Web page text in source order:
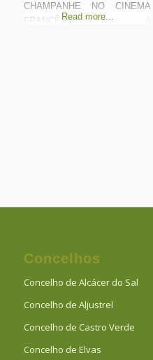
CHAMPANHE NO CINEMA
FRANCÊS” à
Read more...
Concelhos
Concelho de Alcácer do Sal
Concelho de Aljustrel
Concelho de Castro Verde
Concelho de Elvas